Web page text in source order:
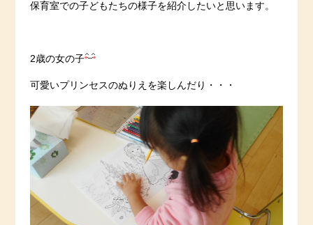
保育室での子どもたちの様子を紹介したいと思います。
2歳の女の子
可愛いプリンセスのぬりえを楽しんだり・・・